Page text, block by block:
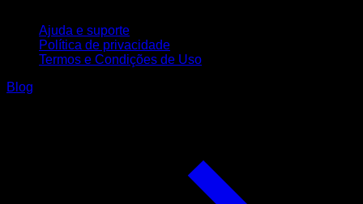
Ajuda e suporte
Política de privacidade
Termos e Condições de Uso
Blog